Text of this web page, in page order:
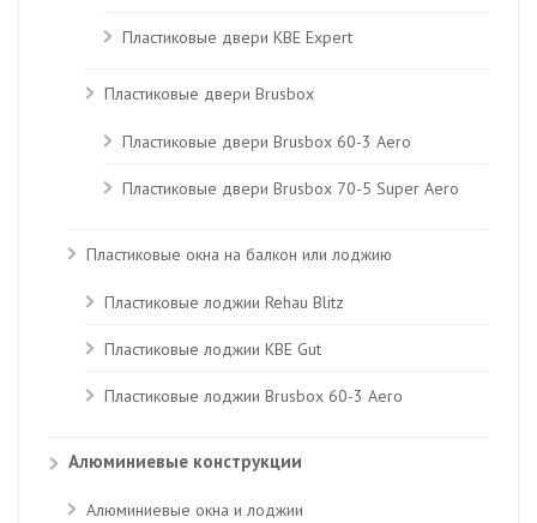
Пластиковые двери КВЕ Expert
Пластиковые двери Brusbox
Пластиковые двери Brusbox 60-3 Aero
Пластиковые двери Brusbox 70-5 Super Aero
Пластиковые окна на балкон или лоджию
Пластиковые лоджии Rehau Blitz
Пластиковые лоджии КВЕ Gut
Пластиковые лоджии Brusbox 60-3 Aero
Алюминиевые конструкции
Алюминиевые окна и лоджии